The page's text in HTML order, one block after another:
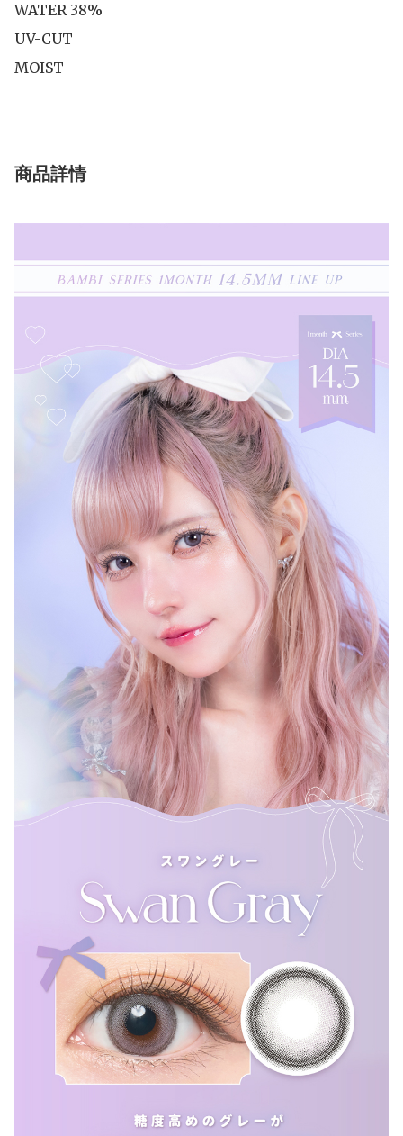
WATER 38%
UV-CUT
MOIST
商品詳情